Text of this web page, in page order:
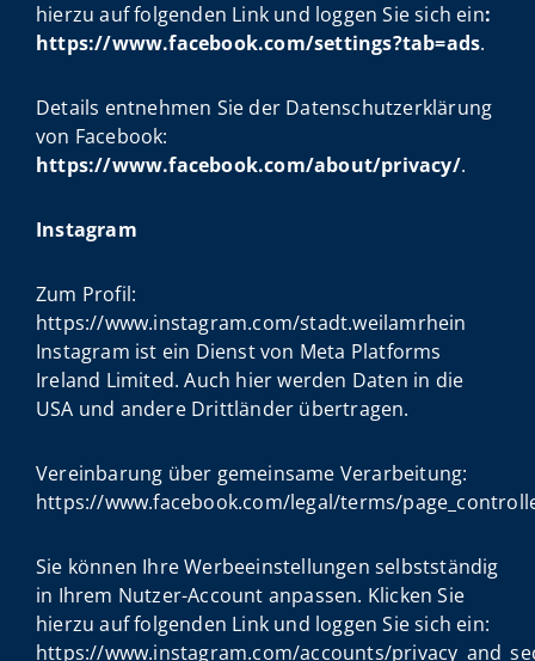
hierzu auf folgenden Link und loggen Sie sich ein:
https://www.facebook.com/settings?tab=ads.
Details entnehmen Sie der Datenschutzerklärung
von Facebook:
https://www.facebook.com/about/privacy/.
Instagram
Zum Profil:
https://www.instagram.com/stadt.weilamrhein
Instagram ist ein Dienst von Meta Platforms
Ireland Limited. Auch hier werden Daten in die
USA und andere Drittländer übertragen.
Vereinbarung über gemeinsame Verarbeitung:
https://www.facebook.com/legal/terms/
Sie können Ihre Werbeeinstellungen selbstständig
in Ihrem Nutzer-Account anpassen. Klicken Sie
hierzu auf folgenden Link und loggen Sie sich ein:
https://www.instagram.com/accounts/